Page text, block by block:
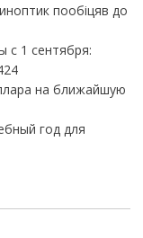
пообіцяв до
с 1 сентября:
на ближайшую
год для